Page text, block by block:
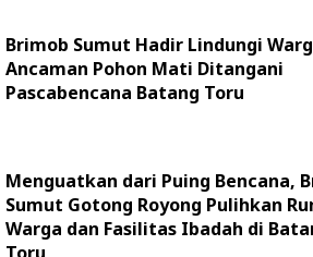
Brimob Sumut Hadir Lindungi
Ancaman Pohon Mati Ditangani
Pascabencana Batang Toru
Menguatkan dari Puing Bencana,
Sumut Gotong Royong Pulihkan
Warga dan Fasilitas Ibadah di